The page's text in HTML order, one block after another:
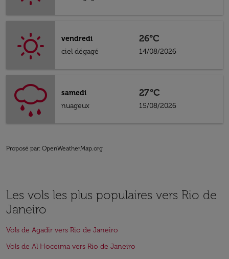
vendredi
ciel dégagé
26°C
14/08/2026
samedi
nuageux
27°C
15/08/2026
Proposé par: OpenWeatherMap.org
Les vols les plus populaires vers Rio de
Janeiro
Vols de Agadir vers Rio de Janeiro
Vols de Al Hoceïma vers Rio de Janeiro